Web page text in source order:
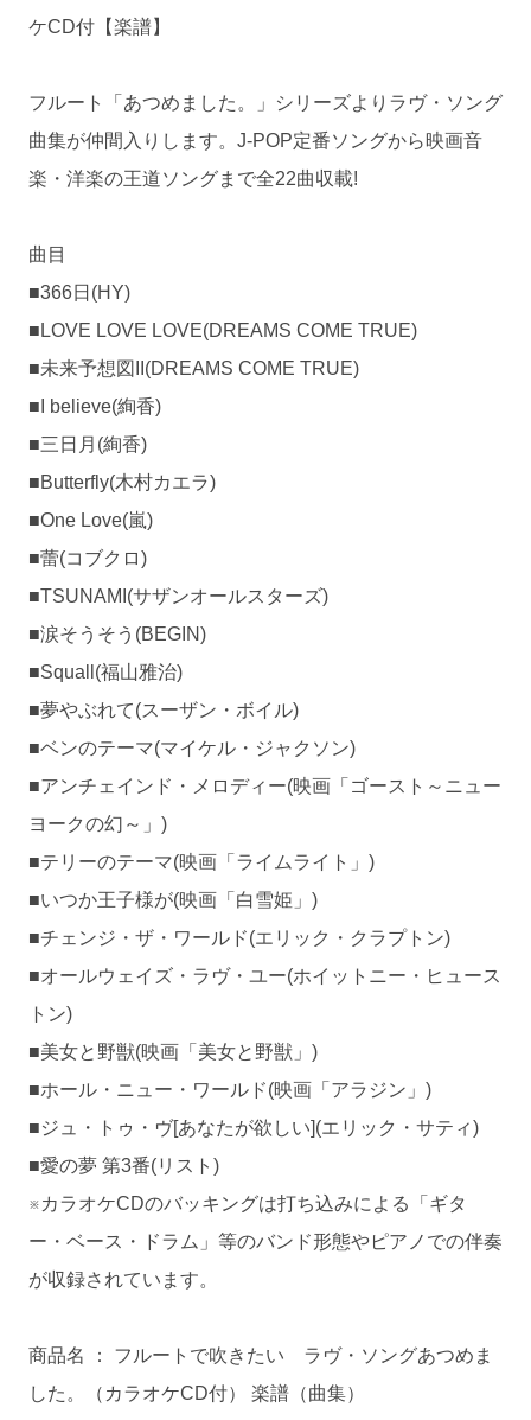
ケCD付【楽譜】
フルート「あつめました。」シリーズよりラヴ・ソング
曲集が仲間入りします。J-POP定番ソングから映画音
楽・洋楽の王道ソングまで全22曲収載!
曲目
■366日(HY)
■LOVE LOVE LOVE(DREAMS COME TRUE)
■未来予想図II(DREAMS COME TRUE)
■I believe(絢香)
■三日月(絢香)
■Butterfly(木村カエラ)
■One Love(嵐)
■蕾(コブクロ)
■TSUNAMI(サザンオールスターズ)
■涙そうそう(BEGIN)
■Squall(福山雅治)
■夢やぶれて(スーザン・ボイル)
■ベンのテーマ(マイケル・ジャクソン)
■アンチェインド・メロディー(映画「ゴースト～ニュー
ヨークの幻～」)
■テリーのテーマ(映画「ライムライト」)
■いつか王子様が(映画「白雪姫」)
■チェンジ・ザ・ワールド(エリック・クラプトン)
■オールウェイズ・ラヴ・ユー(ホイットニー・ヒュース
トン)
■美女と野獣(映画「美女と野獣」)
■ホール・ニュー・ワールド(映画「アラジン」)
■ジュ・トゥ・ヴ[あなたが欲しい](エリック・サティ)
■愛の夢 第3番(リスト)
※カラオケCDのバッキングは打ち込みによる「ギタ
ー・ベース・ドラム」等のバンド形態やピアノでの伴奏
が収録されています。
商品名 ： フルートで吹きたい ラヴ・ソングあつめま
した。（カラオケCD付） 楽譜（曲集）